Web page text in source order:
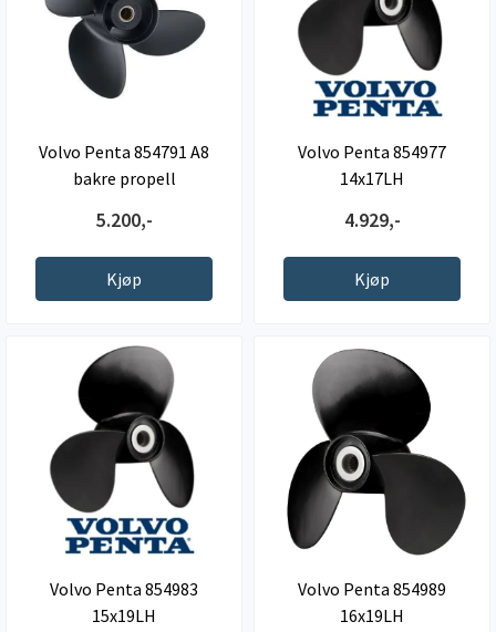
Volvo Penta 854791 A8
bakre propell
5.200,-
Kjøp
Volvo Penta 854977
14x17LH
4.929,-
Kjøp
Volvo Penta 854983
15x19LH
Volvo Penta 854989
16x19LH